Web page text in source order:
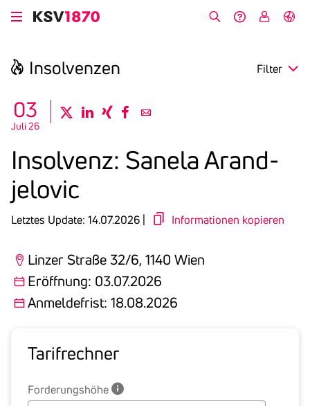
Direkt
zum
Insol­venzen Filter
Region
Eröffnung
Anmeldefrist
03
Juli 26
Insol­venz: Sanela Arand­
jelovic
Letztes Update: 14.07.2026 | Informationen kopieren
Linzer Straße 32/6, 1140 Wien
Eröffnung: 03.07.2026
Anmeldefrist: 18.08.2026
Tarif­rechner
Forderungshöhe